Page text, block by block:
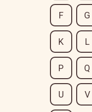
F G
K L
P Q
U V